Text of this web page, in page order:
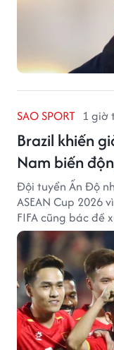
SAO SPORT 1 giờ
Brazil khiến
Nam biến
Đội tuyển Ấn Độ
ASEAN Cup 2026
FIFA cũng bác đề
tuyển quốc gia.